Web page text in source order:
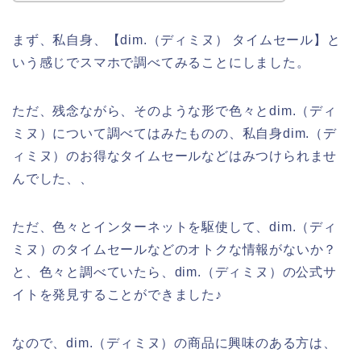
まず、私自身、【dim.（ディミヌ） タイムセール】と
いう感じでスマホで調べてみることにしました。
ただ、残念ながら、そのような形で色々とdim.（ディ
ミヌ）について調べてはみたものの、私自身dim.（デ
ィミヌ）のお得なタイムセールなどはみつけられませ
んでした、、
ただ、色々とインターネットを駆使して、dim.（ディ
ミヌ）のタイムセールなどのオトクな情報がないか？
と、色々と調べていたら、dim.（ディミヌ）の公式サ
イトを発見することができました♪
なので、dim.（ディミヌ）の商品に興味のある方は、